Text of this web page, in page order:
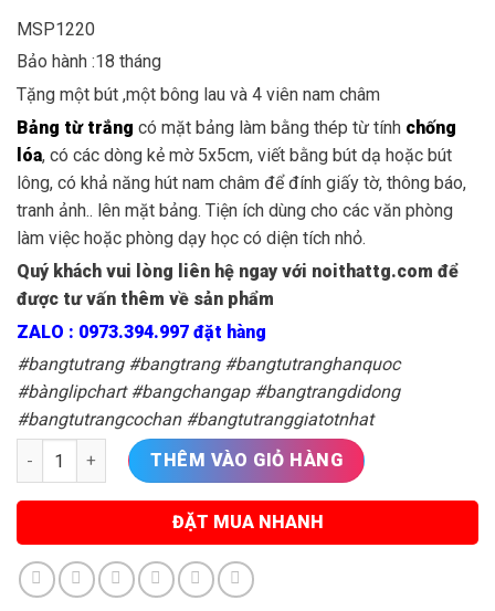
1.560.000₫.
1.250.000₫.
MSP1220
Bảo hành :18 tháng
Tặng một bút ,một bông lau và 4 viên nam châm
Bảng từ trắng có mặt bảng làm bằng thép từ tính chống
lóa, có các dòng kẻ mờ 5x5cm, viết bằng bút dạ hoặc bút
lông, có khả năng hút nam châm để đính giấy tờ, thông báo,
tranh ảnh.. lên mặt bảng. Tiện ích dùng cho các văn phòng
làm việc hoặc phòng dạy học có diện tích nhỏ.
Quý khách vui lòng liên hệ ngay với noithattg.com để
được tư vấn thêm về sản phẩm
ZALO : 0973.394.997 đặt hàng
#bangtutrang #bangtrang #bangtutranghanquoc
#bànglipchart #bangchangap #bangtrangdidong
#bangtutrangcochan #bangtutranggiatotnhat
BẢNG TỪ TRẮNG HÀN QUỐC CHỐNG LOÁ 1.2X2M số lượng
THÊM VÀO GIỎ HÀNG
ĐẶT MUA NHANH